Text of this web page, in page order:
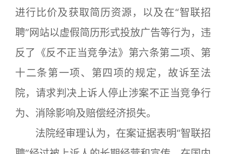
进行比价及获取简历资源，以及在“智联招
聘”网站以虚假简历形式投放广告等行为，违
反了《反不正当竞争法》第六条第二项、第
十二条第一项、第四项的规定，故诉至法
院，请求判决上诉人停止涉案不正当竞争行
为、消除影响及赔偿经济损失。
法院经审理认为，在案证据表明“智联招